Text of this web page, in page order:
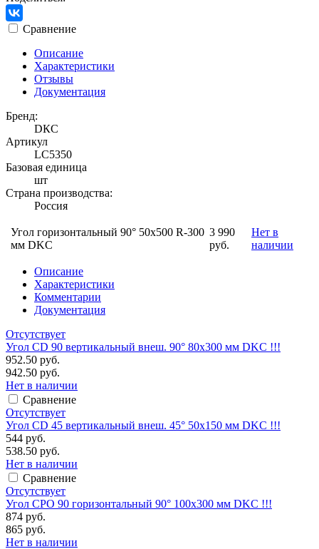
Сравнение
Описание
Характеристики
Отзывы
Документация
Бренд:
DКС
Артикул
LC5350
Базовая единица
шт
Страна производства:
Россия
Угол горизонтальный 90° 50x500 R-300
мм DKC
3 990
руб.
Нет в
наличии
Описание
Характеристики
Комментарии
Документация
Отсутствует
Угол CD 90 вертикальный внеш. 90° 80х300 мм DKC !!!
952.50 руб.
942.50 руб.
Нет в наличии
Сравнение
Отсутствует
Угол CD 45 вертикальный внеш. 45° 50х150 мм DKC !!!
544 руб.
538.50 руб.
Нет в наличии
Сравнение
Отсутствует
Угол CPO 90 горизонтальный 90° 100х300 мм DKC !!!
874 руб.
865 руб.
Нет в наличии